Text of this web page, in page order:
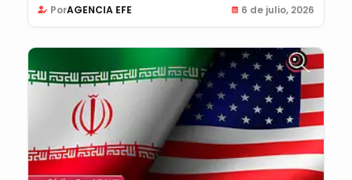
PorAGENCIA EFE 6 de julio, 2026